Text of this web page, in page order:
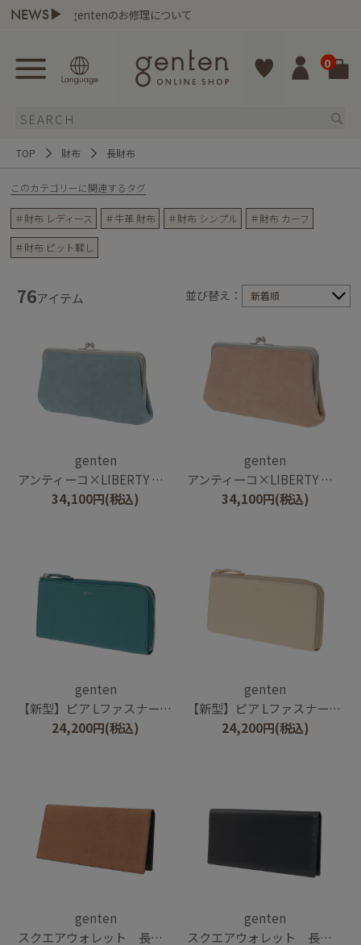
NEWS▶
のお修理について
0
TOP 財布 長財布
このカテゴリーに関連するタグ
＃財布 レディース ＃牛革 財布 ＃財布 シンプル ＃財布 カーフ
＃財布 ピット鞣し
76アイテム 並び替え： 新着順
genten
アンティーコ×LIBERTY 口金長財布
34,100円(税込)
genten
アンティーコ×LIBERTY 口金長財布
34,100円(税込)
genten
【新型】ピア Lファスナー長財布
24,200円(税込)
genten
【新型】ピア Lファスナー長財布
24,200円(税込)
genten
スクエアウォレット 長財布
genten
スクエアウォレット 長財布